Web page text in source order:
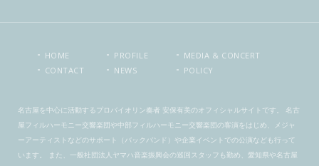
HOME PROFILE
MEDIA & CONCERT
CONTACT
NEWS POLICY
名古屋を中心に活動するプロバイオリン奏者 安保有美のオフィシャルサイトです。 名古
屋フィルハーモニー交響楽団や中部フィルハーモニー交響楽団の客演をはじめ、メジャ
ーアーティストなどのサポート（バックバンド）や企業イベントでの公演なども行って
います。 また、一般社団法人ヤマハ音楽振興会の巡回スタッフも勤め、愛知県や名古屋